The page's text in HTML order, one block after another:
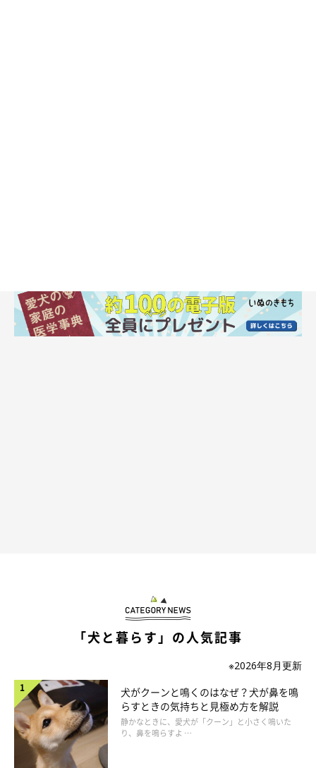
毎年、予防集団注射の日時や場所等のお知らせが自治体から届き
ます。これを怠ると、その犬が捕獲の対象になり20万円以下の罰
金に処せられる場合も……！
「犬と暮らす」の人気記事
※2026年8月更新
犬がクーンと鳴くのはなぜ？犬が鼻を鳴
らすときの気持ちと見極め方を解説
静かなときに、愛犬が「クーン」と小さく鳴いた
り、鼻を鳴らすよ …